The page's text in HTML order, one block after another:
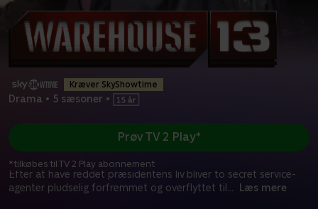
Kræver SkyShowtime
Drama • 5 sæsoner •
Efter at have reddet præsidentens liv bliver to secret service-
agenter pludselig forfremmet og overflyttet til ... Læs mere
Prøv TV 2 Play*
*tilkøbes til TV 2 Play abonnement